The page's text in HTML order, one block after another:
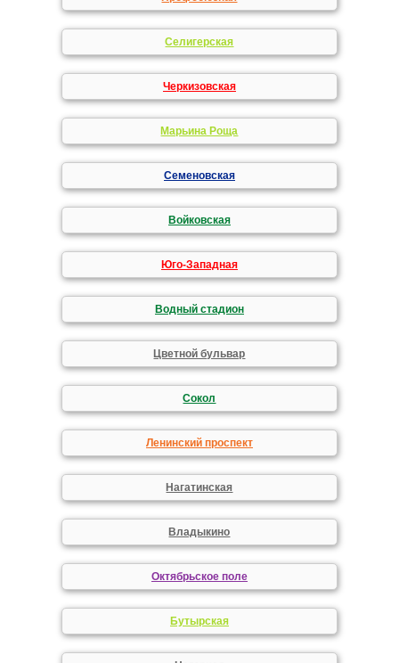
Селигерская
Черкизовская
Марьина Роща
Семеновская
Войковская
Юго-Западная
Водный стадион
Цветной бульвар
Сокол
Ленинский проспект
Нагатинская
Владыкино
Октябрьское поле
Бутырская